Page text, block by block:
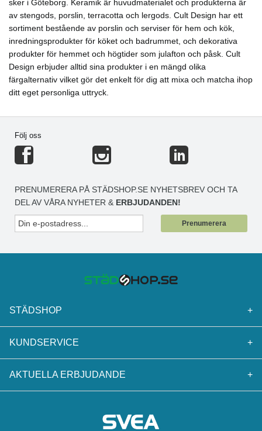
sker i Göteborg. Keramik är huvudmaterialet och produkterna är
av stengods, porslin, terracotta och lergods. Cult Design har ett
sortiment bestående av porslin och serviser för hem och kök,
inredningsprodukter för köket och badrummet, och dekorativa
produkter för hemmet och högtider som julafton och påsk. Cult
Design erbjuder alltid sina produkter i en mängd olika
färgalternativ vilket gör det enkelt för dig att mixa och matcha ihop
ditt eget personliga uttryck.
Följ oss
PRENUMERERA PÅ STÄDSHOP.SE NYHETSBREV OCH TA
DEL AV VÅRA NYHETER & ERBJUDANDEN!
Prenumerera
STÄDSHOP +
KUNDSERVICE +
AKTUELLA ERBJUDANDE +